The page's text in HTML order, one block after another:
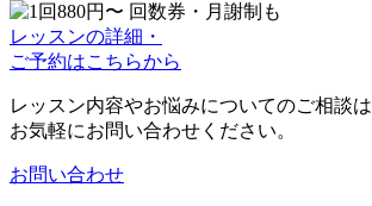
レッスンの詳細・
ご予約はこちらから
レッスン内容やお悩みについてのご相談は
お気軽にお問い合わせください。
お問い合わせ